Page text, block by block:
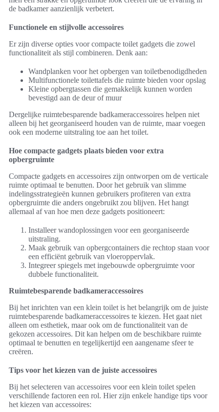
de badkamer aanzienlijk verbetert.
Functionele en stijlvolle accessoires
Er zijn diverse opties voor compacte toilet gadgets die zowel
functionaliteit als stijl combineren. Denk aan:
Wandplanken voor het opbergen van toiletbenodigdheden
Multifunctionele toilettafels die ruimte bieden voor opslag
Kleine opbergtassen die gemakkelijk kunnen worden
bevestigd aan de deur of muur
Dergelijke ruimtebesparende badkameraccessoires helpen niet
alleen bij het georganiseerd houden van de ruimte, maar voegen
ook een moderne uitstraling toe aan het toilet.
Hoe compacte gadgets plaats bieden voor extra
opbergruimte
Compacte gadgets en accessoires zijn ontworpen om de verticale
ruimte optimaal te benutten. Door het gebruik van slimme
indelingsstrategieën kunnen gebruikers profiteren van extra
opbergruimte die anders ongebruikt zou blijven. Het hangt
allemaal af van hoe men deze gadgets positioneert:
Installeer wandoplossingen voor een georganiseerde
uitstraling.
Maak gebruik van opbergcontainers die rechtop staan voor
een efficiënt gebruik van vloeroppervlak.
Integreer spiegels met ingebouwde opbergruimte voor
dubbele functionaliteit.
Ruimtebesparende badkameraccessoires
Bij het inrichten van een klein toilet is het belangrijk om de juiste
ruimtebesparende badkameraccessoires te kiezen. Het gaat niet
alleen om esthetiek, maar ook om de functionaliteit van de
gekozen accessoires. Dit kan helpen om de beschikbare ruimte
optimaal te benutten en tegelijkertijd een aangename sfeer te
creëren.
Tips voor het kiezen van de juiste accessoires
Bij het selecteren van accessoires voor een klein toilet spelen
verschillende factoren een rol. Hier zijn enkele handige tips voor
het kiezen van accessoires: